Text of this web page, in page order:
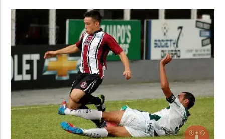
de sucessos no clube. A modelagem é parecida com o
uniforme de...